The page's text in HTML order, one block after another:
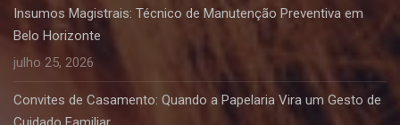
Insumos Magistrais: Técnico de Manutenção Preventiva em
Belo Horizonte
julho 25, 2026
Convites de Casamento: Quando a Papelaria Vira um Gesto de